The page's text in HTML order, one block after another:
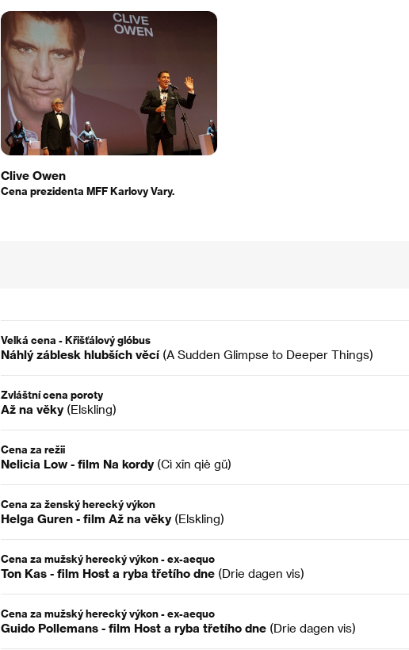
Clive Owen
Cena prezidenta MFF Karlovy Vary.
Velká cena - Křišťálový glóbus
Náhlý záblesk hlubších věcí (A Sudden Glimpse to Deeper Things)
Zvláštní cena poroty
Až na věky (Elskling)
Cena za režii
Nelicia Low - film Na kordy (Cì xīn qiè gŭ)
Cena za ženský herecký výkon
Helga Guren - film Až na věky (Elskling)
Cena za mužský herecký výkon - ex-aequo
Ton Kas - film Host a ryba třetího dne (Drie dagen vis)
Cena za mužský herecký výkon - ex-aequo
Guido Pollemans - film Host a ryba třetího dne (Drie dagen vis)